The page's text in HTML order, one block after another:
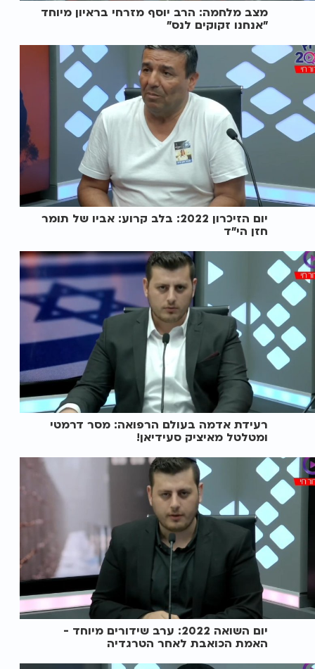
מצב מלחמה: הרב יוסף מזרחי בראיון מיוחד
"אנחנו זקוקים לנס"
יום הזיכרון 2022: בלב קרוע: אביו של תומר
חזן הי"ד
רעידת אדמה בעולם הרפואה: מסר דרמטי
ומטלטל מאיציק סעידיאן!
יום השואה 2022: ערב שידורים מיוחד -
האמת הכואבת לאחר הטרגדיה